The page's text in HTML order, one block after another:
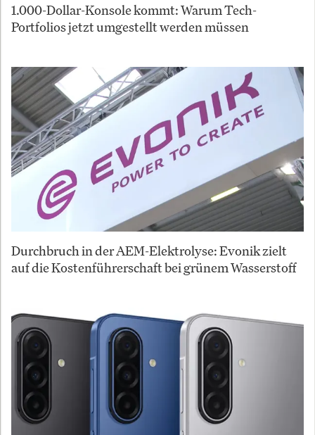
1.000-Dollar-Konsole kommt: Warum Tech-
Portfolios jetzt umgestellt werden müssen
Durchbruch in der AEM-Elektrolyse: Evonik zielt
auf die Kostenführerschaft bei grünem Wasserstoff